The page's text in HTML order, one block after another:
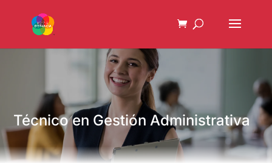
Técnico en Gestión Administrativa